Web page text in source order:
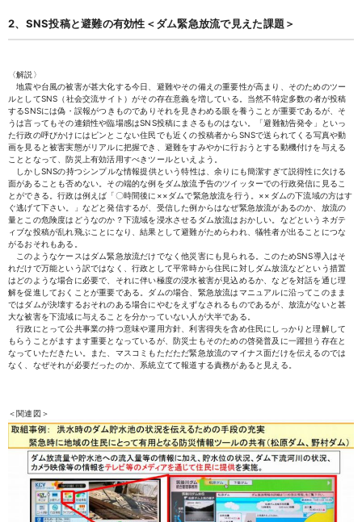
2、SNS投稿と避難の有効性＜ダム緊急放流で見えた課題＞
〈解説〉
地震や台風の被害が甚大化する今日、避難やその備えの重要性が高まり、そのためのツー
ルとしてSNS（社会交流サイト）がその存在意義を増している。当然不特定多数の者が投稿
するSNSには偽・誤報がつきものでありそれを見きわめる眼を養うことが重要であるが、そ
うは言ってもその連鎖性や臨場感はSNS投稿にまさるものはない。「避難勧告発令」といっ
た行政の呼びかけにはピンとこない住民でも近くの投稿者からSNSで送られてくる写真や動
画を見ると被害実態がリアルに把握でき、避難をすみやかに行おうとする動機付けを与える
こととなって、防災上有効活用すべきツールといえよう。
しかしSNSの持つシンプルな情報提供という特性は、余りにも簡潔すぎて説得性に欠ける
面があることも否めない。その端的な例をダム放流予告のツイッターでの行政発信に見るこ
とができる。行政は例えば「〇時間後に××ダムで緊急放流を行う。××ダムの下流域の方はす
ぐ逃げて下さい。」などと発信するが、受信した例からはなぜ緊急放流があるのか、放流の
量とこの危険度はどうなのか？下流域を浸水させるダム放流はおかしい。などというネガテ
ィブな投稿が乱れ飛ぶことになり、結果として避難がためらわれ、犠牲者が出ることにつな
がるおそれもある。
このようなケースはダム緊急放流だけでなく他災害にも見られる。このためSNS導入はそ
れだけで万能という訳ではなく、行政として平常時から住民に対しダム放流などという措置
はどのような場合に必要で、それに伴い極度の浸水被害が見込めるか、などを対話を通じ理
解を促進しておくことが重要である。ダムの場合、緊急放流はマニュアルに沿ってこのまま
ではダムが決壊するおそれのある場合にやむをえずなされるものであるが、放流がないと甚
大な被害を下流域に与えることを分かっていない人が大半である。
行政にとって公共事業の持つ意味や運用方針、利害得失を含め住民にしっかりと理解して
もらうことがますます重要となっているが、防災士もそのための啓発普及に一躍担う存在と
なっていただきたい。また、マスコミもただただ緊急放流のマイナス面だけを伝えるのでは
なく、なぜそれが必要だったのか、系統立てて報道する責務があると見える。
＜関連図＞